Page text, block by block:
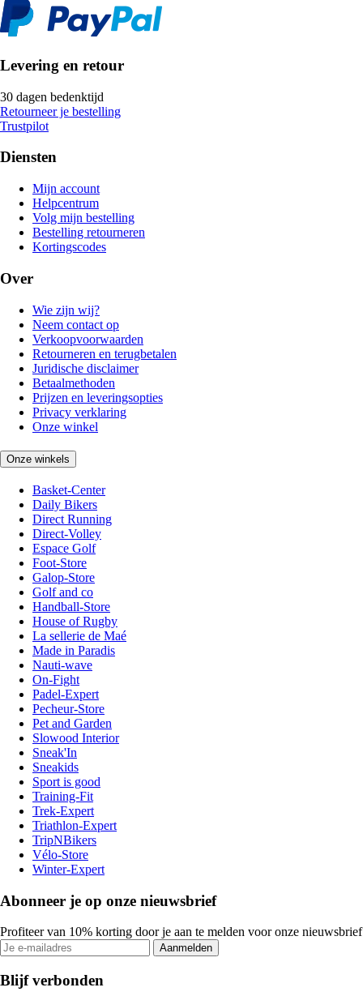
Levering en retour
30 dagen bedenktijd
Retourneer je bestelling
Trustpilot
Diensten
Mijn account
Helpcentrum
Volg mijn bestelling
Bestelling retourneren
Kortingscodes
Over
Wie zijn wij?
Neem contact op
Verkoopvoorwaarden
Retourneren en terugbetalen
Juridische disclaimer
Betaalmethoden
Prijzen en leveringsopties
Privacy verklaring
Onze winkel
Onze winkels
Basket-Center
Daily Bikers
Direct Running
Direct-Volley
Espace Golf
Foot-Store
Galop-Store
Golf and co
Handball-Store
House of Rugby
La sellerie de Maé
Made in Paradis
Nauti-wave
On-Fight
Padel-Expert
Pecheur-Store
Pet and Garden
Slowood Interior
Sneak'In
Sneakids
Sport is good
Training-Fit
Trek-Expert
Triathlon-Expert
TripNBikers
Vélo-Store
Winter-Expert
Abonneer je op onze nieuwsbrief
Profiteer van 10% korting door je aan te melden voor onze nieuwsbrief
Aanmelden
Blijf verbonden